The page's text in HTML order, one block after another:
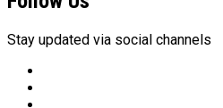
Stay updated via social channels